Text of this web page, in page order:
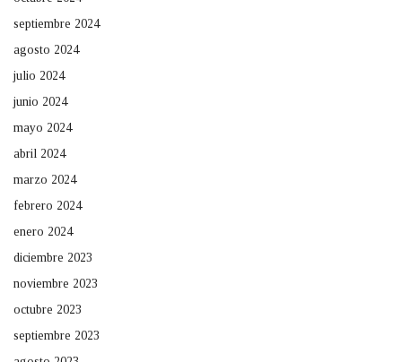
septiembre 2024
agosto 2024
julio 2024
junio 2024
mayo 2024
abril 2024
marzo 2024
febrero 2024
enero 2024
diciembre 2023
noviembre 2023
octubre 2023
septiembre 2023